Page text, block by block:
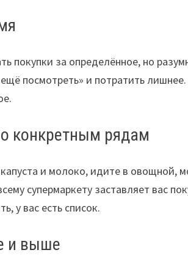
покупки за определённое, но
посмотреть» и потратить
конкретным рядам
и молоко, идите в овощной,
супермаркету заставляет вас
у вас есть список.
и выше